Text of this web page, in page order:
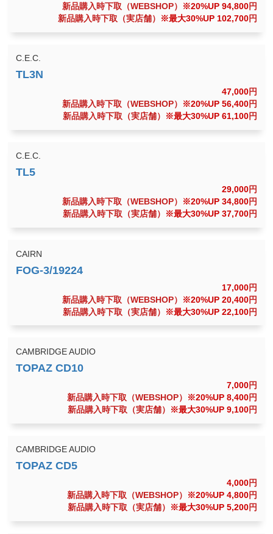
新品購入時下取（WEBSHOP）
※20%UP 94,800円
新品購入時下取（実店舗）
※最大30%UP 102,700円
C.E.C.
47,000円
新品購入時下取（WEBSHOP）
※20%UP 56,400円
新品購入時下取（実店舗）
※最大30%UP 61,100円
C.E.C.
29,000円
新品購入時下取（WEBSHOP）
※20%UP 34,800円
新品購入時下取（実店舗）
※最大30%UP 37,700円
CAIRN
17,000円
新品購入時下取（WEBSHOP）
※20%UP 20,400円
新品購入時下取（実店舗）
※最大30%UP 22,100円
CAMBRIDGE AUDIO
7,000円
新品購入時下取（WEBSHOP）
※20%UP 8,400円
新品購入時下取（実店舗）
※最大30%UP 9,100円
CAMBRIDGE AUDIO
4,000円
新品購入時下取（WEBSHOP）
※20%UP 4,800円
新品購入時下取（実店舗）
※最大30%UP 5,200円